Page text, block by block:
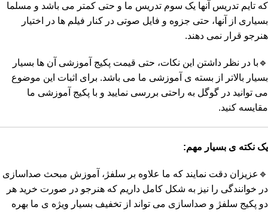
که تایم تدریس آنها یک سوم تدریس ما و حتی کمتر می باشد و مسلما
بسیاری از آنها، حتی جزوه و فایل صوتی در کنار فیلم ها در اختیار
هنرجو قرار نمی دهند.
🔹با در نظر داشتن این نکات، حتی قیمت پکیج آموزشی آن ها بسیار
بسیار بالاتر از بسته ی آموزشی ما می باشد. برای اثبات این موضوع
می توانید در گوگل به راحتی بررسی نمایید و با پکیج آموزشی ما
مقایسه کنید.
یک نکته ی بسیار مهم:
🔹عزیزان دقت نمایند که ما علاوه بر سلفژ، آموزش مبحث صداسازی
در خوانندگی را نیز به شکل کامل داریم که هنرجو در صورت خرید هر
دو پکیج سلفژ و صداسازی می تواند از تخفیف بسیار ویژه ی ما بهره